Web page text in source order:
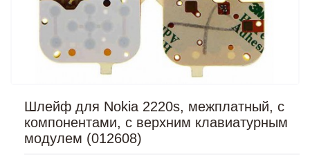
Шлейф для Nokia 2220s, межплатный, с
компонентами, с верхним клавиатурным
модулем (012608)